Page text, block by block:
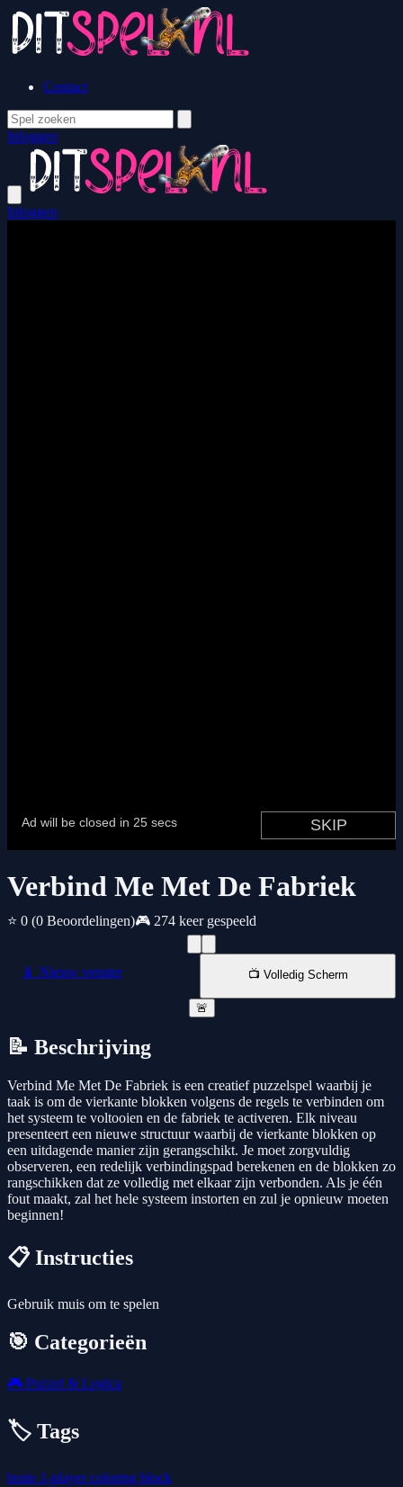
Contact
Inloggen
Inloggen
Verbind Me Met De Fabriek
⭐ 0 (0 Beoordelingen)🎮 274 keer gespeeld
📱 Nieuw venster 📺 Volledig Scherm
🚨
📝 Beschrijving
Verbind Me Met De Fabriek is een creatief puzzelspel waarbij je
taak is om de vierkante blokken volgens de regels te verbinden om
het systeem te voltooien en de fabriek te activeren. Elk niveau
presenteert een nieuwe structuur waarbij de vierkante blokken op
een uitdagende manier zijn gerangschikt. Je moet zorgvuldig
observeren, een redelijk verbindingspad berekenen en de blokken zo
rangschikken dat ze volledig met elkaar zijn verbonden. Als je één
fout maakt, zal het hele systeem instorten en zul je opnieuw moeten
beginnen!
📋 Instructies
Gebruik muis om te spelen
🎯 Categorieën
🎮 Puzzel & Logica
🏷️ Tags
brain 1-playercoloring block